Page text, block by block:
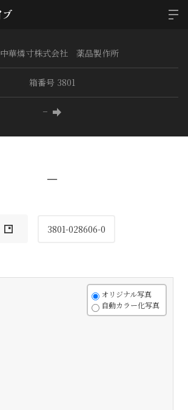
中華燐寸株式会社 薬品製作所
箱番号 3801
−
−
3801-028606-0
オリジナル写真
自動カラー化写真